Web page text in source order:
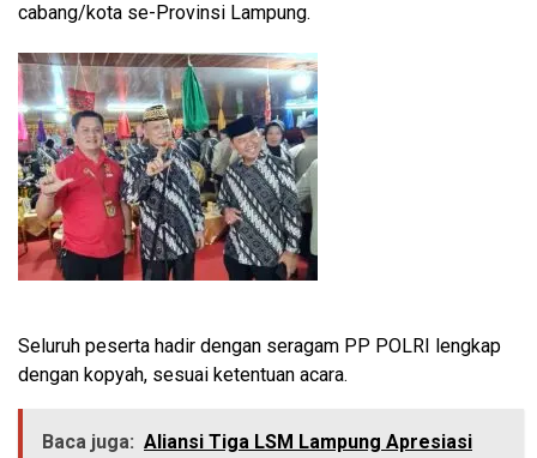
cabang/kota se-Provinsi Lampung.
Seluruh peserta hadir dengan seragam PP POLRI lengkap
dengan kopyah, sesuai ketentuan acara.
Baca juga: Aliansi Tiga LSM Lampung Apresiasi